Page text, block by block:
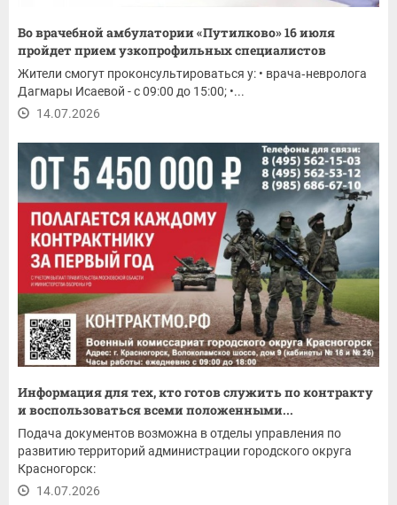
Во врачебной амбулатории «Путилково» 16 июля
пройдет прием узкопрофильных специалистов
Жители смогут проконсультироваться у: • врача‑невролога
Дагмары Исаевой - с 09:00 до 15:00; •...
14.07.2026
Информация для тех, кто готов служить по контракту
и воспользоваться всеми положенными...
Подача документов возможна в отделы управления по
развитию территорий администрации городского округа
Красногорск:
14.07.2026